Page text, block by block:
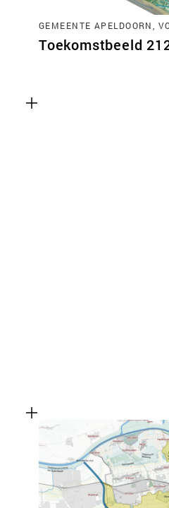
GEMEENTE APELDOORN,
Toekomstbeeld